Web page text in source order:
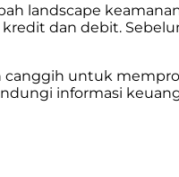
landscape
dan debit.
untuk
informasi